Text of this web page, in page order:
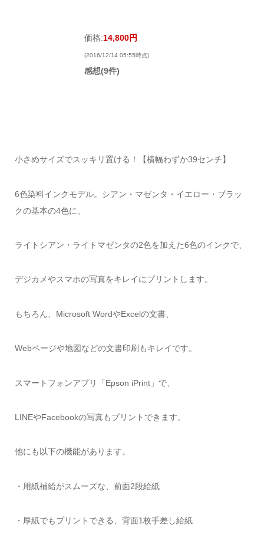
価格:14,800円
(2016/12/14 05:55時点)
感想(9件)
小さめサイズでスッキリ置ける！【横幅わずか39センチ】
6色染料インクモデル。シアン・マゼンタ・イエロー・ブラッ
クの基本の4色に、
ライトシアン・ライトマゼンタの2色を加えた6色のインクで、
デジカメやスマホの写真をキレイにプリントします。
もちろん、Microsoft WordやExcelの文書、
Webページや地図などの文書印刷もキレイです。
スマートフォンアプリ「Epson iPrint」で、
LINEやFacebookの写真もプリントできます。
他にも以下の機能があります。
・用紙補給がスムーズな、前面2段給紙
・厚紙でもプリントできる、背面1枚手差し給紙